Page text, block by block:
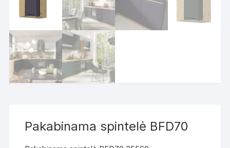
Pakabinama spintelė BFD70